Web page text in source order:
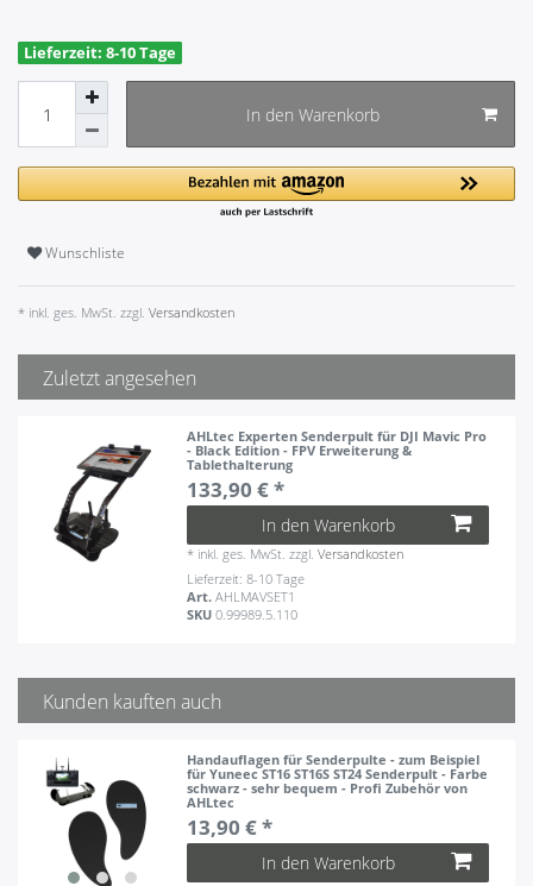
Lieferzeit: 8-10 Tage
In den Warenkorb
Wunschliste
* inkl. ges. MwSt. zzgl. Versandkosten
Zuletzt angesehen
AHLtec Experten Senderpult für DJI Mavic Pro
- Black Edition - FPV Erweiterung &
Tablethalterung
133,90 € *
In den Warenkorb
* inkl. ges. MwSt. zzgl.Versandkosten
Lieferzeit: 8-10 Tage
Art.AHLMAVSET1
SKU0.99989.5.110
Kunden kauften auch
Handauflagen für Senderpulte - zum Beispiel
für Yuneec ST16 ST16S ST24 Senderpult - Farbe
schwarz - sehr bequem - Profi Zubehör von
AHLtec
13,90 € *
In den Warenkorb